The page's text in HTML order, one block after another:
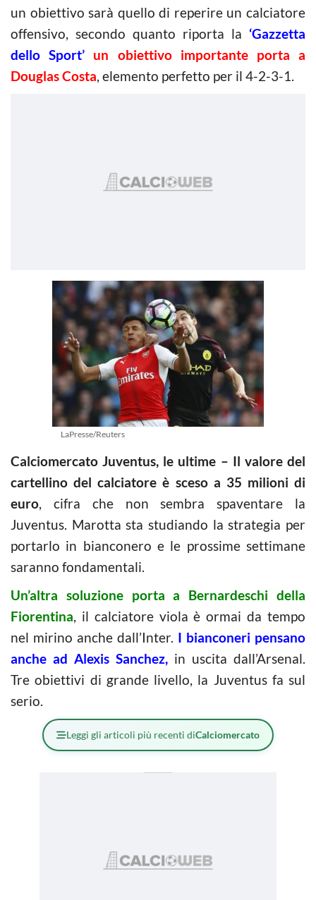
un obiettivo sarà quello di reperire un calciatore
offensivo, secondo quanto riporta la ‘Gazzetta
dello Sport’ un obiettivo importante porta a
Douglas Costa, elemento perfetto per il 4-2-3-1.
LaPresse/Reuters
Calciomercato Juventus, le ultime – Il valore del
cartellino del calciatore è sceso a 35 milioni di
euro , cifra che non sembra spaventare la
Juventus. Marotta sta studiando la strategia per
portarlo in bianconero e le prossime settimane
saranno fondamentali.
Un’altra soluzione porta a Bernardeschi della
Fiorentina , il calciatore viola è ormai da tempo
nel mirino anche dall’Inter. I bianconeri pensano
anche ad Alexis Sanchez, in uscita dall’Arsenal.
Tre obiettivi di grande livello, la Juventus fa sul
serio.
Leggi gli articoli più recenti diCalciomercato